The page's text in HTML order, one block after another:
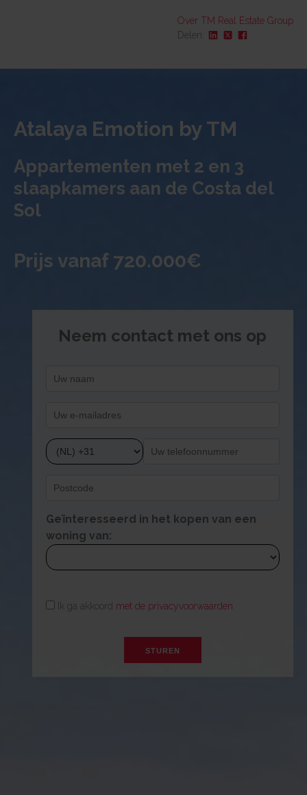
Over TM Real Estate Group
Delen:
Waarom TM Real Estate Group
Atalaya Emotion by TM
Appartementen met 2 en 3
slaapkamers aan de Costa del
Sol
Prijs vanaf 720.000€
Neem contact met ons op
Geïnteresseerd in het kopen van een
woning van:
Ik ga akkoord met de privacyvoorwaarden